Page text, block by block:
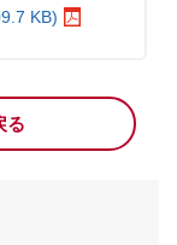
KB)
る